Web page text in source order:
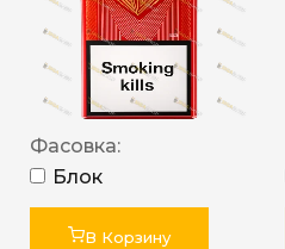
Фасовка:
Блок
В Корзину